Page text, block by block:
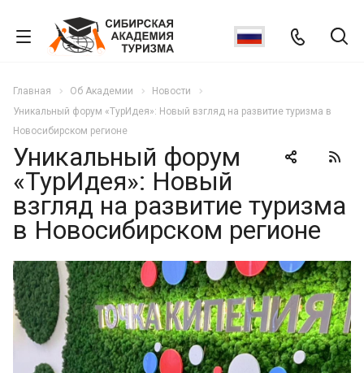
Главная Об Академии
Новости
Уникальный форум «ТурИдея»: Новый взгляд на развитие туризма в
Новосибирском регионе
Уникальный форум
«ТурИдея»: Новый
взгляд на развитие туризма
в Новосибирском регионе